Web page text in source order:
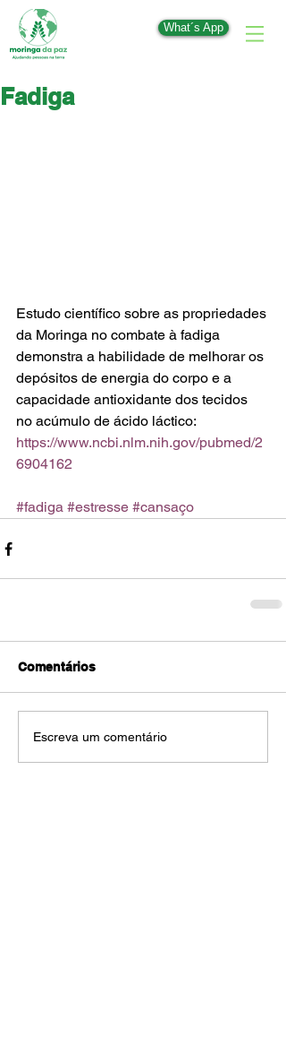
What´s App
Fadiga
Estudo científico sobre as propriedades
da Moringa no combate à fadiga
demonstra a habilidade de melhorar os
depósitos de energia do corpo e a
capacidade antioxidante dos tecidos
no acúmulo de ácido láctico:
https://www.ncbi.nlm.nih.gov/pubmed/2
6904162
#fadiga #estresse #cansaço
Comentários
Escreva um comentário